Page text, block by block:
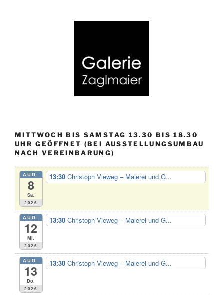
MITTWOCH BIS SAMSTAG 13.30 BIS 18.30
UHR GEÖFFNET (BEI AUSSTELLUNGSUMBAU
NACH VEREINBARUNG)
AUG.
8
Sa.
2026
13:30 Christoph Vieweg – Malerei und G...
AUG.
12
Mi.
2026
13:30 Christoph Vieweg – Malerei und G...
AUG.
13
Do.
2026
13:30 Christoph Vieweg – Malerei und G...